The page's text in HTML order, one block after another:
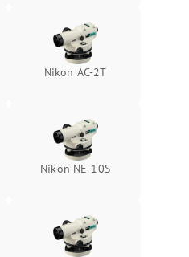
Nikon AC-2T
Nikon NE-10S